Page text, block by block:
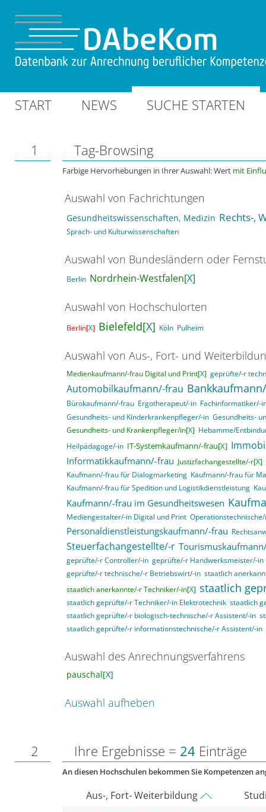
START NEWS SUCHE STARTEN
1 Tag-Browsing
Farbige Hervorhebungen in Ihrer Auswahl: Wert mit
Auswahl von Fachrichtungen
Gesundheitswissenschaften, Medizin Rechts-,
Sprach- und Kulturwissenschaften
Auswahl von Bundesländern oder
Berlin Nordrhein-Westfalen[X]
Auswahl von Hochschulorten
Berlin[X] Bielefeld[X] Köln Pulheim
Auswahl von Aus-, Fort- und
Medienkaufmann/-frau Digital und Print[X] geprüfte/-r
Automobilkaufmann/-frau
Bürokaufmann/-frau Ergotherapeut/-in Fachinformatiker/-
Gesundheits- und Kinderkrankenpfleger/-in Gesundheits-
Gesundheits- und Krankenpfleger/in[X] Hebamme/
Heilpädagoge/-in IT-Systemkaufmann/-frau[X]
Informatikkaufmann/-frau Justizfachangestellte/-r[X]
Kaufmann/-frau für Dialogmarketing Kaufmann/-frau für
Kaufmann/-frau für Spedition und Logistikdienstleistung
Kaufmann/-frau im Gesundheitswesen
Mediengestalter/-in Digital und Print
Personaldienstleistungskaufmann/-frau
Steuerfachangestellte/-r
geprüfte/-r Controller/-in geprüfte/-r Handwerksmeister/-in
geprüfte/-r technische/-r Betriebswirt/-in staatlich
staatlich anerkannte/-r Techniker/-in[X] staatlich
staatlich geprüfte/-r Techniker/-in Elektrotechnik staatlich
staatlich geprüfte/-r biologisch-technische/-r Assistent/-in
staatlich geprüfte/-r informationstechnische/-r Assistent/-in
Auswahl des Anrechnungsverfahrens
pauschal[X]
Auswahl aufheben
2 Ihre Ergebnisse = 24 Einträge
An diesen Hochschulen bekommen Sie Kompetenzen
Aus-, Fort- Weiterbildung